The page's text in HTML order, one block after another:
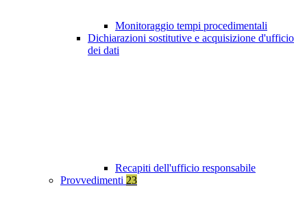
Monitoraggio tempi procedimentali
Dichiarazioni sostitutive e acquisizione d'ufficio
dei dati
Recapiti dell'ufficio responsabile
Provvedimenti 23